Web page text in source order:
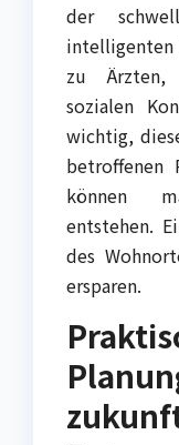
der
zu Ärzten,
sozialen
wichtig,
betroffenen
können
entstehen.
des
ersparen.